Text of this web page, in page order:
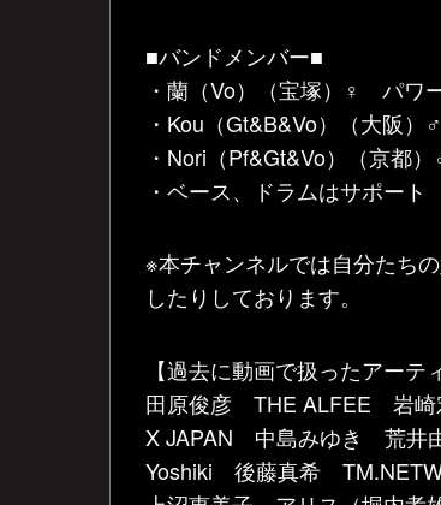
■バンドメンバー■
・蘭（Vo）（宝塚）♀ パワ
・Kou（Gt&B&Vo）（大阪
・Nori（Pf&Gt&Vo）（京
・ベース、ドラムはサポート
※本チャンネルでは自分たち
したりしております。
【過去に動画で扱ったアーテ
田原俊彦 THE ALFEE 岩
X JAPAN 中島みゆき 荒
Yoshiki 後藤真希